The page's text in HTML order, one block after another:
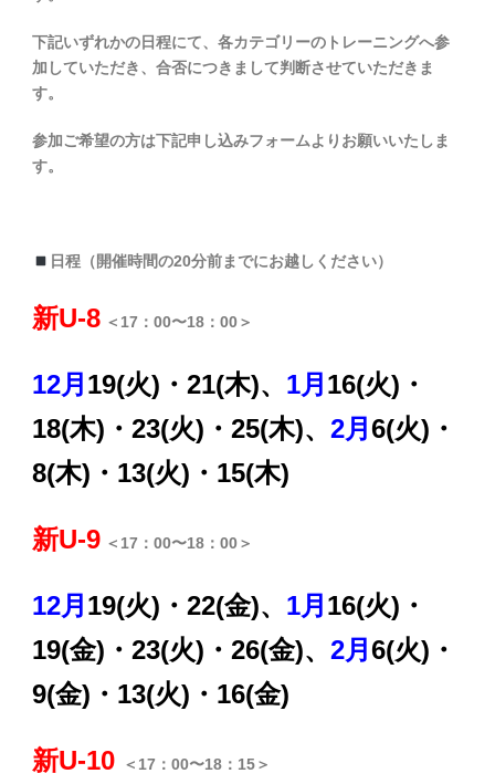
下記いずれかの日程にて、各カテゴリーのトレーニングへ参
加していただき、合否につきまして判断させていただきま
す。
参加ご希望の方は下記申し込みフォームよりお願いいたしま
す。
日程（開催時間の20分前までにお越しください）
新U-8 ＜17：00〜18：00＞
12月 19(火)・21(木)、 1月 16(火)・
18(木)・23(火)・25(木)、 2月 6(火)・
8(木)・13(火)・15(木)
新U-9 ＜17：00〜18：00＞
12月 19(火)・22(金)、 1月 16(火)・
19(金)・23(火)・26(金)、 2月 6(火)・
9(金)・13(火)・16(金)
新U-10 ＜17：00〜18：15＞